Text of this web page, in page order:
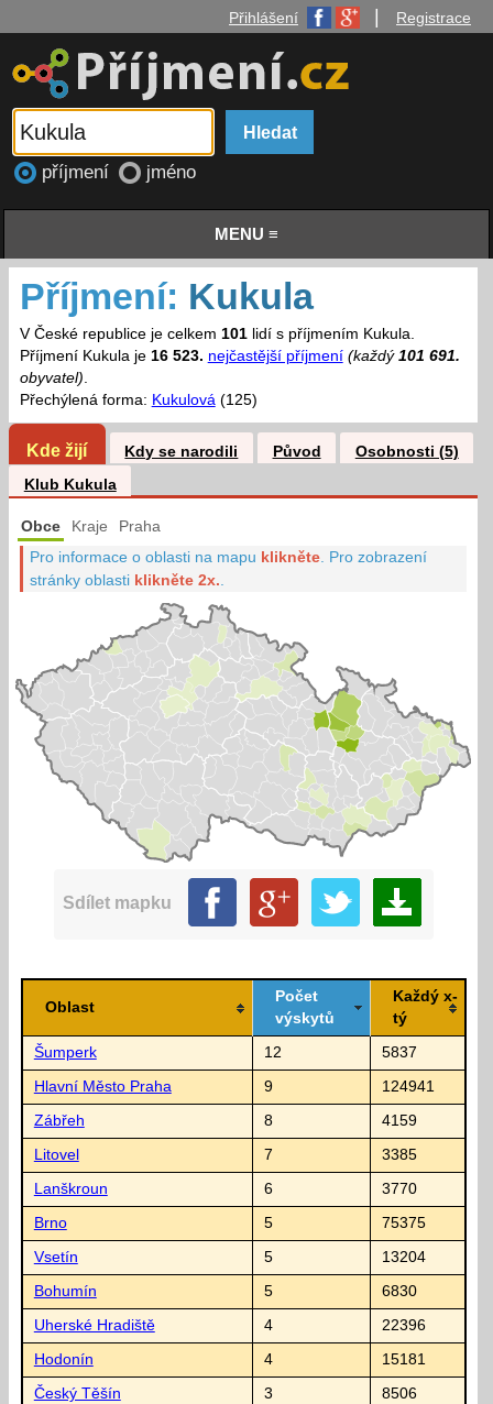
Přihlášení Registrace
příjmení jméno
MENU ≡
Příjmení: Kukula
V České republice je celkem 101lidí s příjmením Kukula.
Příjmení Kukula je 16 523. nejčastější příjmení (každý 101 691.
obyvatel).
Přechýlená forma: Kukulová(125)
Kde žijí Kdy se narodili Původ
Osobnosti (5)
Klub Kukula
Obce Kraje Praha
Pro informace o oblasti na mapu klikněte Pro zobrazení
stránky oblasti klikněte 2x.
Sdílet mapku
Oblast
Počet
výskytů
Každý x-
tý
Šumperk 12 5837
Hlavní Město Praha 9 124941
Zábřeh 8 4159
Litovel 7 3385
Lanškroun 6 3770
Brno 5 75375
Vsetín 5 13204
Bohumín 5 6830
Uherské Hradiště 4 22396
Hodonín 4 15181
Český Těšín 3 8506